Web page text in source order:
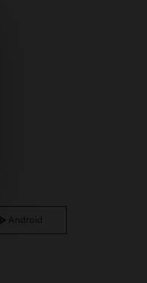
Android